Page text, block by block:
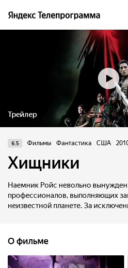
Трейлер
6.5 Фильмы Фантастика США
Хищники
Наемник Ройс невольно вынужден
профессионалов, выполняющих
неизвестной планете. За
«хищники». Но когда их начинает
преследовать и истреблять
становится очевидно, что теперь
О фильме